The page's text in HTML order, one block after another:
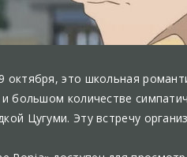
это школьная
большом количестве
Цугуми. Эту встречу